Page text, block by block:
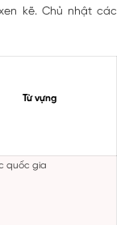
kẽ. Chủ nhật các
Từ vựng
quốc gia